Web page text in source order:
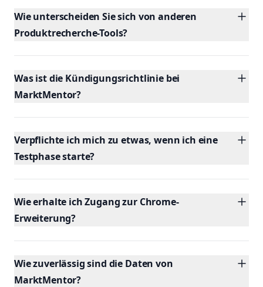
Wie unterscheiden Sie sich von anderen
Produktrecherche-Tools?
Was ist die Kündigungsrichtlinie bei
MarktMentor?
Verpflichte ich mich zu etwas, wenn ich eine
Testphase starte?
Wie erhalte ich Zugang zur Chrome-
Erweiterung?
Wie zuverlässig sind die Daten von
MarktMentor?